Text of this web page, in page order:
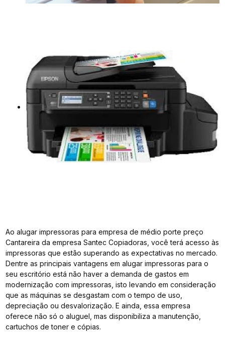
Ao alugar impressoras para empresa de médio porte preço
Cantareira da empresa Santec Copiadoras, você terá acesso às
impressoras que estão superando as expectativas no mercado.
Dentre as principais vantagens em alugar impressoras para o
seu escritório está não haver a demanda de gastos em
modernização com impressoras, isto levando em consideração
que as máquinas se desgastam com o tempo de uso,
depreciação ou desvalorização. E ainda, essa empresa
oferece não só o aluguel, mas disponibiliza a manutenção,
cartuchos de toner e cópias.